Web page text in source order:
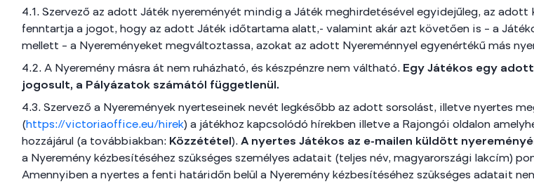
4.1. Szervező az adott Játék nyereményét mindig a Játék meghirdetésével egyidejűleg, az
fenntartja a jogot, hogy az adott Játék időtartama alatt,- valamint akár azt követően is – a
mellett – a Nyereményeket megváltoztassa, azokat az adott Nyereménnyel egyenértékű más
4.2. A Nyeremény másra át nem ruházható, és készpénzre nem váltható.Egy Játékos egy
jogosult, a Pályázatok számától függetlenül.
4.3. Szervező a Nyeremények nyerteseinek nevét legkésőbb az adott sorsolást, illetve nyertes
(https://victoriaoffice.eu/hirek) a játékhoz kapcsolódó hírekben illetve a Rajongói oldalon
hozzájárul (a továbbiakban: Közzététel ). A nyertes Játékos az e-mailen küldött
a Nyeremény kézbesítéséhez szükséges személyes adatait (teljes név, magyarországi lakcím)
Amennyiben a nyertes a fenti határidőn belül a Nyeremény kézbesítéséhez szükséges adatait